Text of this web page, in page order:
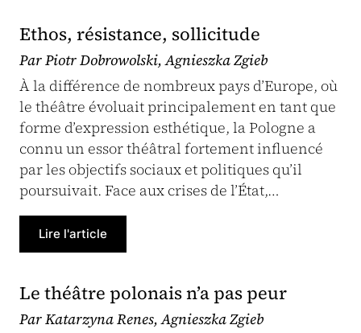
Ethos, résistance, sollicitude
Par Piotr Dobrowolski, Agnieszka Zgieb
À la différence de nombreux pays d’Europe, où
le théâtre évoluait principalement en tant que
forme d’expression esthétique, la Pologne a
connu un essor théâtral fortement influencé
par les objectifs sociaux et politiques qu’il
poursuivait. Face aux crises de l’État,…
Lire l'article
Le théâtre polonais n’a pas peur
Par Katarzyna Renes, Agnieszka Zgieb